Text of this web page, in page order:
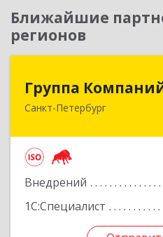
Ближайшие
регионов
Группа
Санкт-Петербург
Внедрений
1С:Специалист
Группа
195112, Санкт-